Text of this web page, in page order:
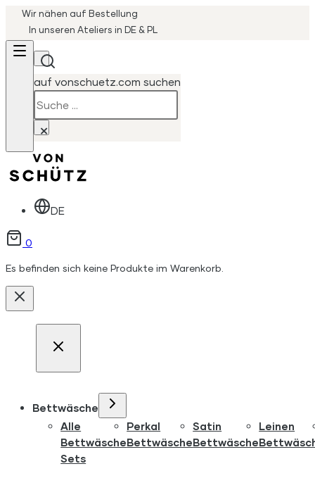
Wir nähen auf Bestellung
In unseren Ateliers in DE & PL
auf vonschuetz.com suchen
×
DE
0
Es befinden sich keine Produkte im Warenkorb.
Bettwäsche
Alle
Bettwäsche
Sets
Perkal
Bettwäsche
Satin
Bettwäsche
Leinen